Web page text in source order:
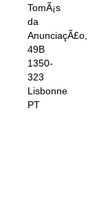
TomÃ¡s
da
AnunciaçÃ£o,
49B
1350-
323
Lisbonne
PT